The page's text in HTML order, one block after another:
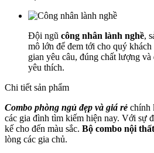
Đội ngũ công nhân lành nghề,
mô lớn để đem tới cho quý
gian yêu câu, đúng chất lượng
yêu thích.
Chi tiết sản phẩm
Combo phòng ngủ đẹp và giá rẻ chính
các gia đình tìm kiếm hiện nay. Với sự
kế cho đến màu sắc. Bộ combo nội
lòng các gia chủ.